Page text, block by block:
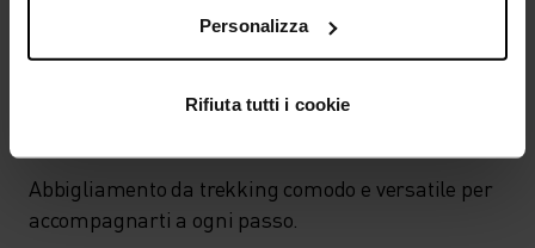
Personalizza
Rifiuta tutti i cookie
IN PERFETTA SINTONIA
Abbigliamento da trekking comodo e versatile per
accompagnarti a ogni passo.